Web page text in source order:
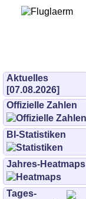
Aktuelles
[07.08.2026]
Offizielle Zahlen
BI-Statistiken
Jahres-Heatmaps
Tages­